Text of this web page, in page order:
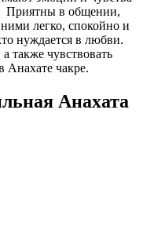
Приятны в общении,
легко, спокойно и
нуждается в любви.
также чувствовать
Анахате чакре.
Анахата